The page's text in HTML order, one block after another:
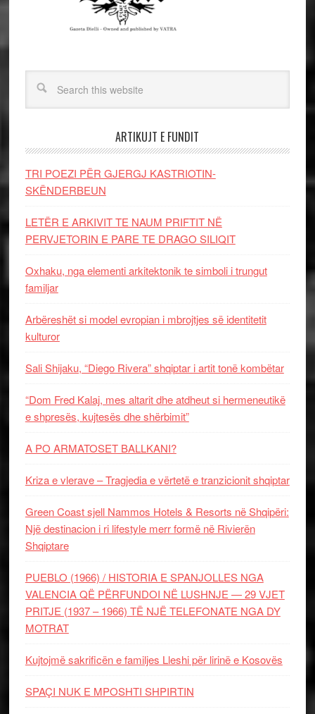
ARTIKUJT E FUNDIT
TRI POEZI PËR GJERGJ KASTRIOTIN-
SKËNDERBEUN
LETËR E ARKIVIT TE NAUM PRIFTIT NË
PERVJETORIN E PARE TE DRAGO SILIQIT
Oxhaku, nga elementi arkitektonik te simboli i trungut
familjar
Arbëreshët si model evropian i mbrojtjes së identitetit
kulturor
Sali Shijaku, “Diego Rivera” shqiptar i artit tonë kombëtar
“Dom Fred Kalaj, mes altarit dhe atdheut si hermeneutikë
e shpresës, kujtesës dhe shërbimit”
A PO ARMATOSET BALLKANI?
Kriza e vlerave – Tragjedia e vërtetë e tranzicionit shqiptar
Green Coast sjell Nammos Hotels & Resorts në Shqipëri:
Një destinacion i ri lifestyle merr formë në Rivierën
Shqiptare
PUEBLO (1966) / HISTORIA E SPANJOLLES NGA
VALENCIA QË PËRFUNDOI NË LUSHNJE — 29 VJET
PRITJE (1937 – 1966) TË NJË TELEFONATE NGA DY
MOTRAT
Kujtojmë sakrificën e familjes Lleshi për lirinë e Kosovës
SPAÇI NUK E MPOSHTI SHPIRTIN